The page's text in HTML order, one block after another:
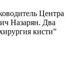
Центра
Назарян. Два
кисти”